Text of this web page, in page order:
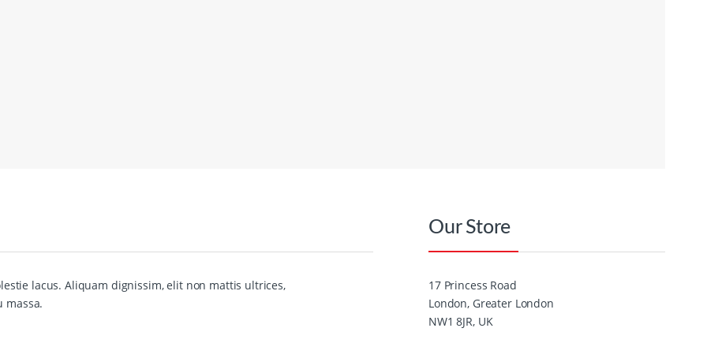
lacus. Aliquam dignissim, elit non mattis ultrices,
massa.
Our Store
17 Princess Road
London, Greater London
NW1 8JR, UK